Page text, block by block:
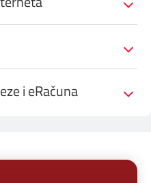
i eRačuna